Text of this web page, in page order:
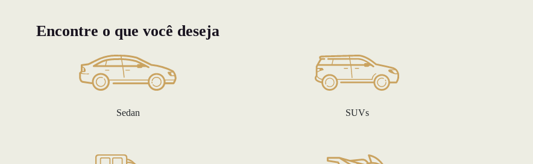
Encontre o que você deseja
Sedan SUVs